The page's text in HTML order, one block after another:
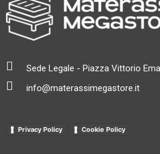
Sede Legale - Piazza Vittorio
info@materassimegastore.it
Privacy Policy Cookie Policy